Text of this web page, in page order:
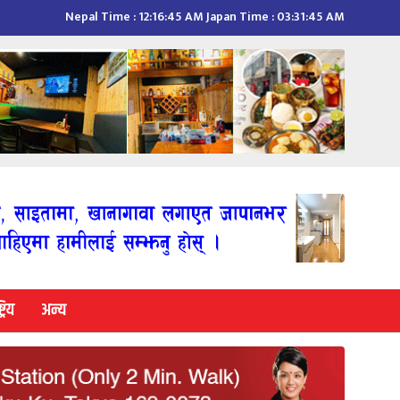
Nepal Time :12:16:46 AMJapan Time :03:31:46 AM
अन्य